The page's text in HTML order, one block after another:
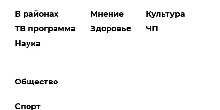
В районах
ТВ программа
Наука
Мнение
Здоровье
Культура
ЧП
Общество
Спорт